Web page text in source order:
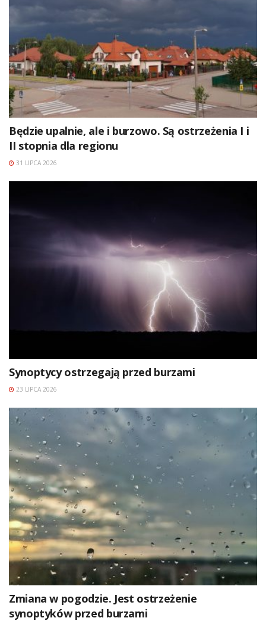
Będzie upalnie, ale i burzowo. Są ostrzeżenia I i
II stopnia dla regionu
31 LIPCA 2026
Synoptycy ostrzegają przed burzami
23 LIPCA 2026
Zmiana w pogodzie. Jest ostrzeżenie
synoptyków przed burzami